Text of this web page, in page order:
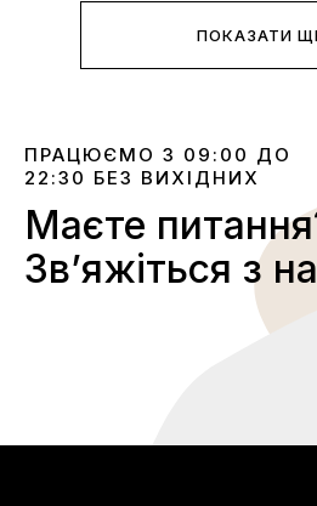
ПОКАЗАТИ
ПРАЦЮЄМО З 09:00 ДО
22:30 БЕЗ ВИХІДНИХ
Маєте
Звʼяжіться з